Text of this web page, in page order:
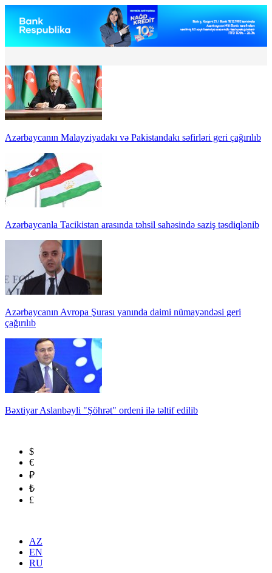
Azərbaycanın Malayziyadakı və Pakistandakı səfirləri geri çağırılıb
Azərbaycanla Tacikistan arasında təhsil sahəsində saziş təsdiqlənib
Azərbaycanın Avropa Şurası yanında daimi nümayəndəsi geri
çağırılıb
Bəxtiyar Aslanbəyli "Şöhrət" ordeni ilə təltif edilib
$
€
₽
₺
£
AZ
EN
RU